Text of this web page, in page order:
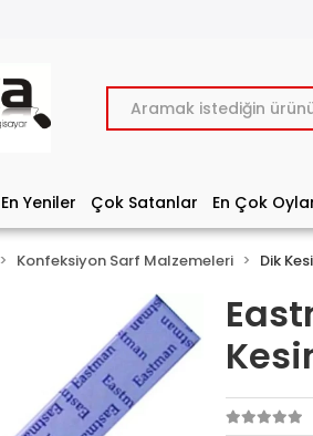
En Yeniler Çok Satanlar En Çok
Konfeksiyon Sarf Malzemeleri Dik